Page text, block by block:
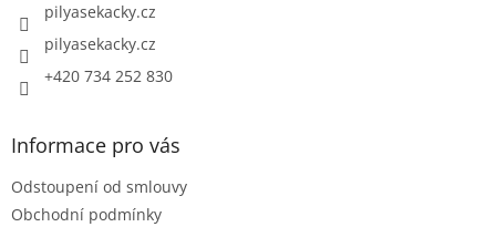
pilyasekacky.cz
pilyasekacky.cz
+420 734 252 830
Informace pro vás
Odstoupení od smlouvy
Obchodní podmínky